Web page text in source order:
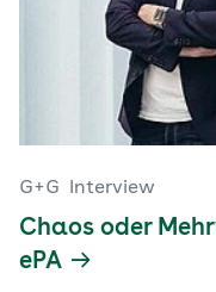
G+G Interview
Chaos oder
ePA